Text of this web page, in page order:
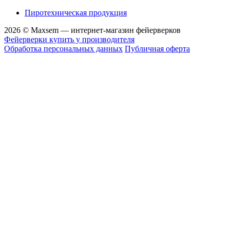
Пиротехническая продукция
2026 © Maxsem — интернет-магазин фейерверков
Фейерверки купить у производителя
Обработка персональных данных Публичная оферта